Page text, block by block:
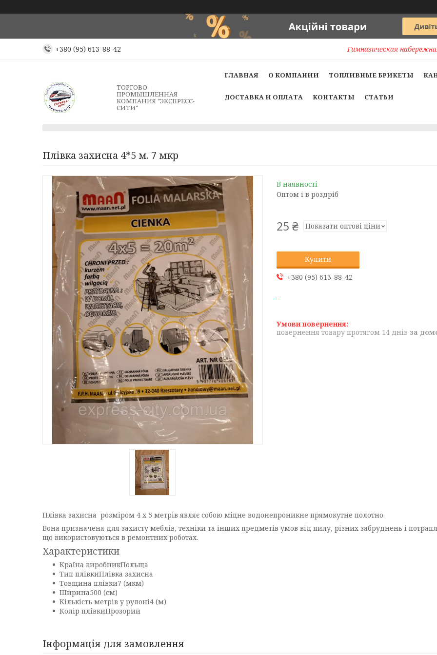
+380 (95) 613-88-42 Гимназическая
ТОРГОВО-
ПРОМЫШЛЕННАЯ
КОМПАНИЯ "ЭКСПРЕСС-
СИТИ"
ГЛАВНАЯ О КОМПАНИИ ТОПЛИВНЫЕ БРИКЕТЫ
ДОСТАВКА И ОПЛАТА КОНТАКТЫ СТАТЬИ
Плівка захисна 4*5 м. 7 мкр
В наявності
Оптом і в роздріб
25 ₴ Показати оптові ціни
Купити
+380 (95) 613-88-42
повернення товару протягом 14 днів за
Плівка захисна розміром 4 х 5 метрів являє собою міцне водонепроникне прямокутне полотно.
Вона призначена для захисту меблів, техніки та інших предметів умов від пилу, різних забруднень і
що використовуються в ремонтних роботах.
Характеристики
Країна виробникПольща
Тип плівкиПлівка захисна
Товщина плівки7 (мкм)
Ширина500 (см)
Кількість метрів у рулоні4 (м)
Колір плівкиПрозорий
Інформація для замовлення